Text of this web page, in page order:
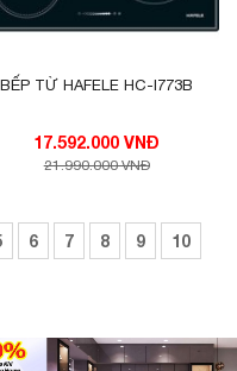
tương đương bằng
ứng dụng công
điện năng mà bếp
không sử dụng lửa
BẾP TỪ HAFELE HC-I773B
17.592.000 VNĐ
21.990.000 VNĐ
6 7 8 9 10